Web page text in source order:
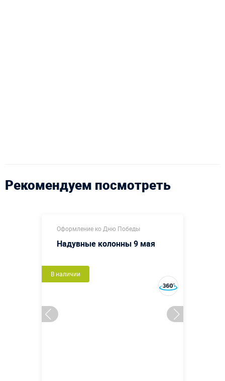
Рекомендуем посмотреть
Оформление ко Дню Победы
Надувные колонны 9 мая
В наличии